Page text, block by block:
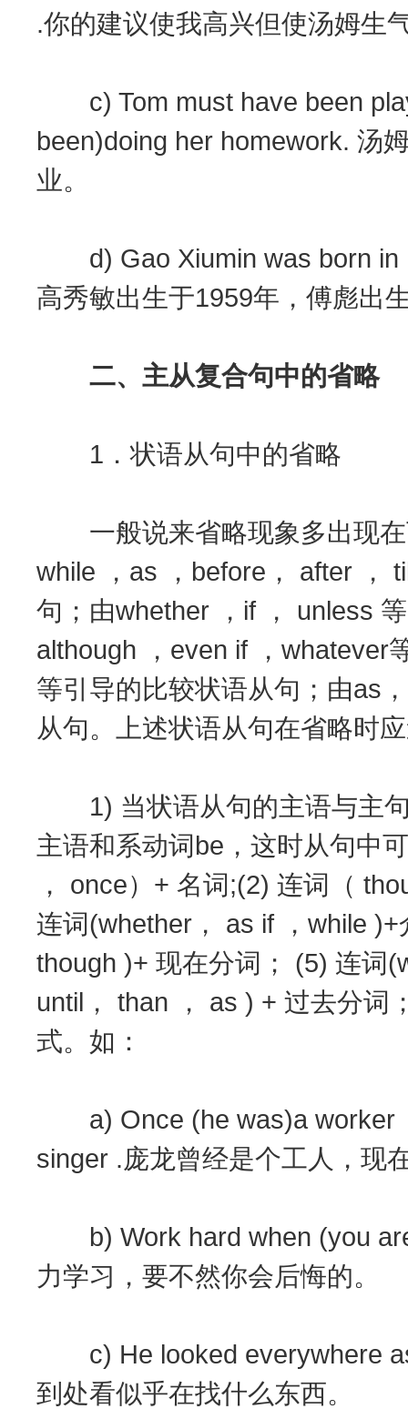
.你的建议使我高兴但使汤姆生
c) Tom must have been
been)doing her homework. 汤
业。
d) Gao Xiumin was born in
高秀敏出生于1959年，傅彪出
二、主从复合句中的省略
1．状语从句中的省略
一般说来省略现象多出现在
while ，as ，before， after ，
句；由whether ，if ， unless
although ，even if ，whatever
等引导的比较状语从句；由as
从句。上述状语从句在省略时
1) 当状语从句的主语与主句
主语和系动词be，这时从句中
， once）+ 名词;(2) 连词（
连词(whether， as if ，while
though )+ 现在分词； (5) 连词
until， than ， as ) + 过去分词
式。如：
a) Once (he was)a worker
singer .庞龙曾经是个工人，现
b) Work hard when (you
力学习，要不然你会后悔的。
c) He looked everywhere
到处看似乎在找什么东西。